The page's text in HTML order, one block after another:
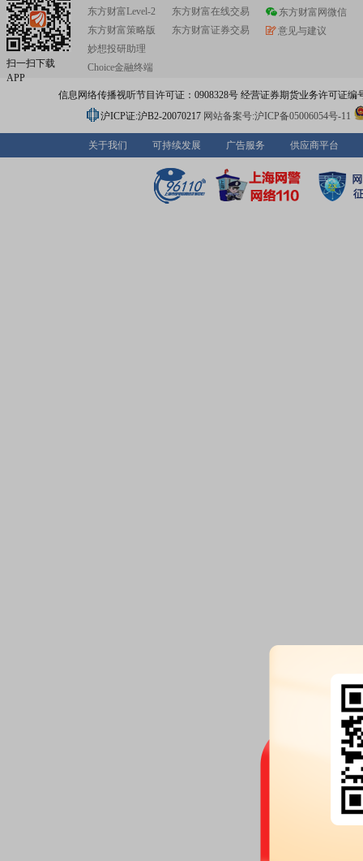
扫一扫下载
APP
东方财富Level-2
东方财富策略版
妙想投研助理
Choice金融终端
东方财富在线交易
东方财富证券交易
东方财富网微信
意见与建议
信息网络传播视听节目许可证：0908328号 经营证券期货业务许可证编
沪ICP证:沪B2-20070217 网站备案号:沪ICP备05006054号-11
关于我们 可持续发展 广告服务 供应商平台